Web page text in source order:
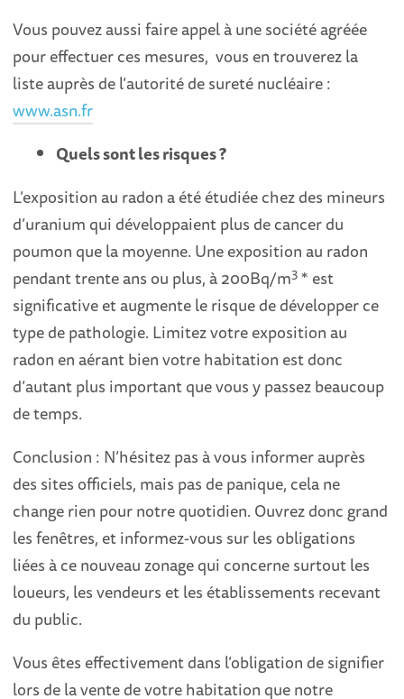
Vous pouvez aussi faire appel à une société agréée
pour effectuer ces mesures, vous en trouverez la
liste auprès de l’autorité de sureté nucléaire :
www.asn.fr
Quels sont les risques ?
L’exposition au radon a été étudiée chez des mineurs
d’uranium qui développaient plus de cancer du
poumon que la moyenne. Une exposition au radon
pendant trente ans ou plus, à 200Bq/m3* est
significative et augmente le risque de développer ce
type de pathologie. Limitez votre exposition au
radon en aérant bien votre habitation est donc
d’autant plus important que vous y passez beaucoup
de temps.
Conclusion : N’hésitez pas à vous informer auprès
des sites officiels, mais pas de panique, cela ne
change rien pour notre quotidien. Ouvrez donc grand
les fenêtres, et informez-vous sur les obligations
liées à ce nouveau zonage qui concerne surtout les
loueurs, les vendeurs et les établissements recevant
du public.
Vous êtes effectivement dans l’obligation de signifier
lors de la vente de votre habitation que notre